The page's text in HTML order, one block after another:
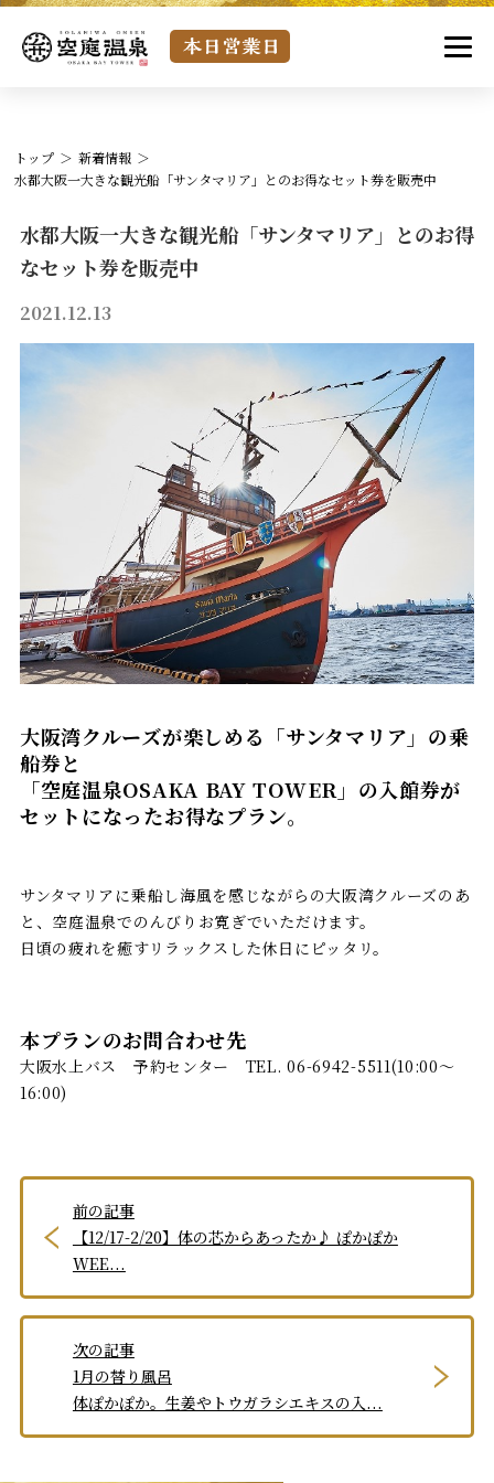
トップ
新着情報
水都大阪一大きな観光船「サンタマリア」とのお得なセット券を販売中
水都大阪一大きな観光船「サンタマリア」とのお得
なセット券を販売中
2021.12.13
大阪湾クルーズが楽しめる「サンタマリア」の乗
船券と
「空庭温泉OSAKA BAY TOWER」の入館券が
セットになったお得なプラン。
サンタマリアに乗船し海風を感じながらの大阪湾クルーズのあ
と、空庭温泉でのんびりお寛ぎでいただけます。
日頃の疲れを癒すリラックスした休日にピッタリ。
本プランのお問合わせ先
大阪水上バス 予約センター TEL. 06-6942-5511(10:00～
16:00)
前の記事
【12/17-2/20】体の芯からあったか♪ ぽかぽか
WEE...
次の記事
1月の替り風呂
体ぽかぽか。生姜やトウガラシエキスの入...